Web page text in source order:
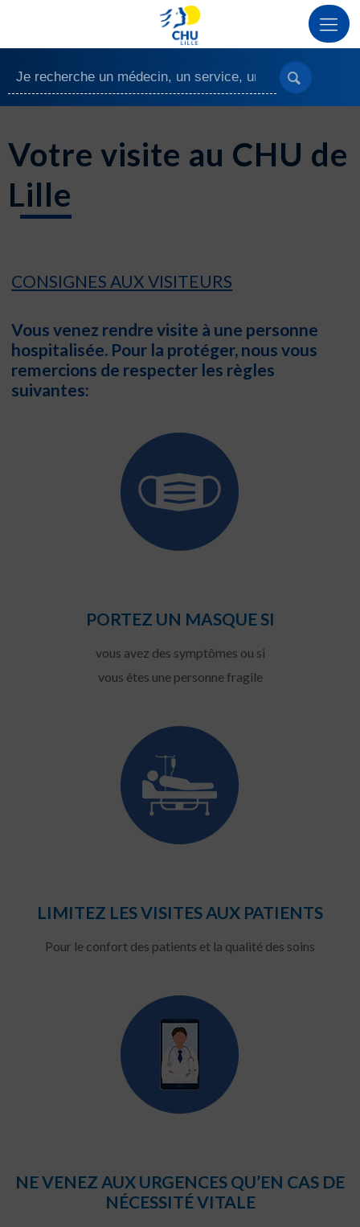
Votre visite au CHU de
Lille
CONSIGNES AUX VISITEURS
Vous venez rendre visite à une personne
hospitalisée. Pour la protéger, nous vous
remercions de respecter les règles
suivantes:
PORTEZ UN MASQUE SI
vous avez des symptômes ou si
vous êtes une personne fragile
LIMITEZ LES VISITES AUX PATIENTS
Pour le confort des patients et la qualité des soins
NE VENEZ AUX URGENCES QU’EN CAS DE
NÉCESSITÉ VITALE